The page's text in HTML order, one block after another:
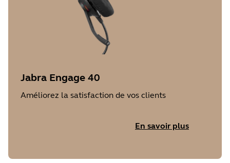
Jabra Engage 40
Améliorez la satisfaction de vos clients
En savoir plus